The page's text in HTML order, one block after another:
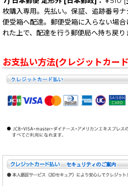
枚購入専用。先払い。保証、追跡番号
便受箱へ配達。郵便受箱に入らない場
れた上で、配達を行う郵便局へ持ち戻り
お支払い方法(クレジットカー